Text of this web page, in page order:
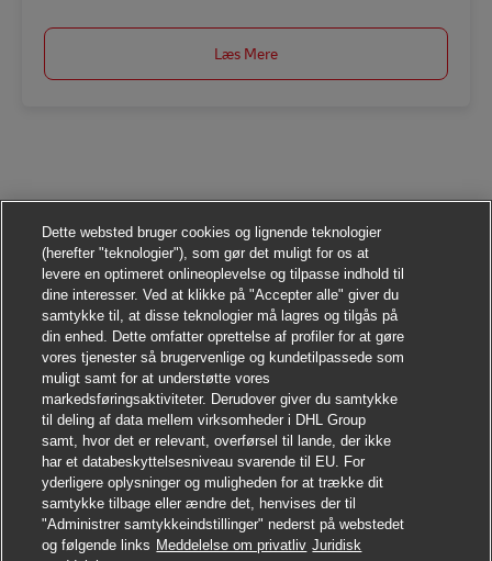
Søg jobbet
Læs Mere
Dette websted bruger cookies og lignende teknologier
(herefter "teknologier"), som gør det muligt for os at
levere en optimeret onlineoplevelse og tilpasse indhold til
dine interesser. Ved at klikke på "Accepter alle" giver du
samtykke til, at disse teknologier må lagres og tilgås på
din enhed. Dette omfatter oprettelse af profiler for at gøre
vores tjenester så brugervenlige og kundetilpassede som
muligt samt for at understøtte vores
markedsføringsaktiviteter. Derudover giver du samtykke
til deling af data mellem virksomheder i DHL Group
samt, hvor det er relevant, overførsel til lande, der ikke
har et databeskyttelsesniveau svarende til EU. For
yderligere oplysninger og muligheden for at trække dit
samtykke tilbage eller ændre det, henvises der til
"Administrer samtykkeindstillinger" nederst på webstedet
og følgende links Meddelelse om privatliv Juridisk